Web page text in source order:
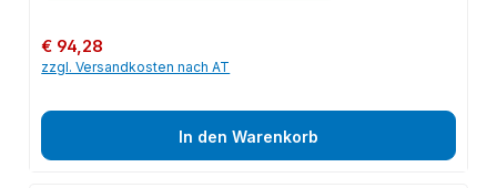
Regulärer Preis:
€ 94,28
zzgl. Versandkosten nach AT
In den Warenkorb